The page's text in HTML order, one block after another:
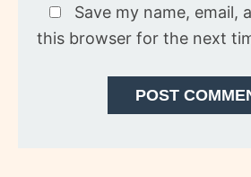
Save my name, email,
this browser for the next